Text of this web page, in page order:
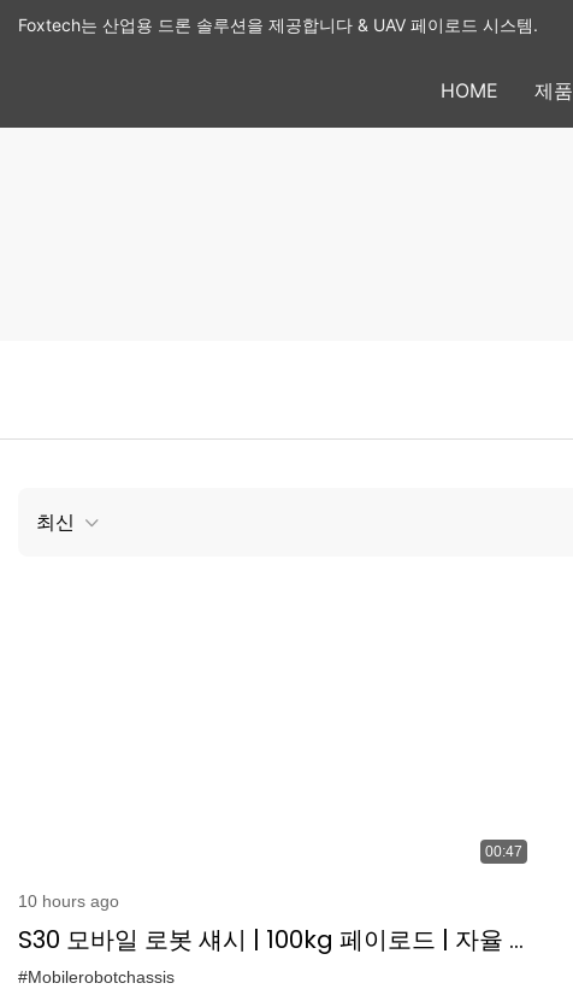
Foxtech는 산업용 드론 솔루션을 제공합니다 & UAV 페이로드 시스템.
HOME 제품
최신
00:47
10 hours ago
S30 모바일 로봇 섀시 | 100kg 페이로드 | 자율 내
비게이션 & 자동 충전
#Mobilerobotchassis